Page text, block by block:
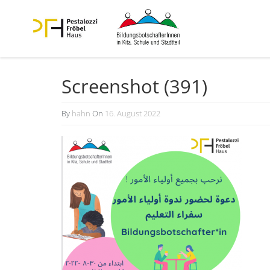
Screenshot (391)
By hahn On 16. August 2022